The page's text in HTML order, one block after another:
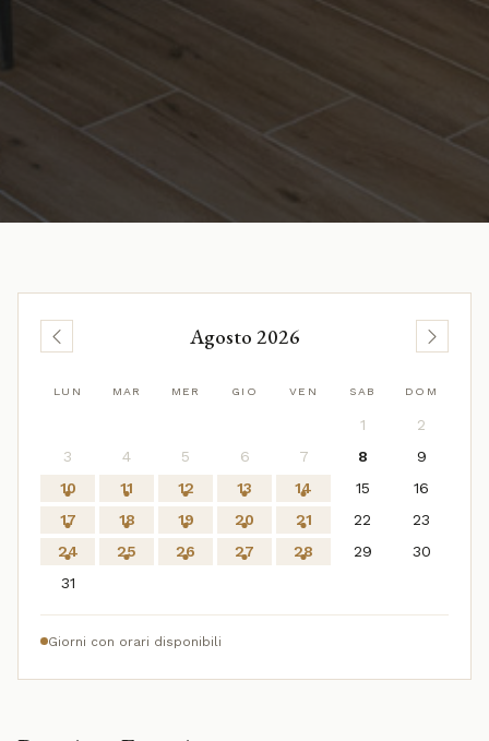
Agosto 2026
LUN MAR MER GIO VEN SAB DOM
1
2
3
4 5 6 7 8
9
10
11 12 13 14 15
16
17
18 19 20 21 22
23
24
25 26 27 28 29
30
31
Giorni con orari disponibili